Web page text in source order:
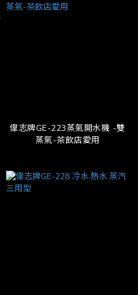
偉志牌GE-223蒸氣開水機 -雙
蒸氣-茶飲店愛用